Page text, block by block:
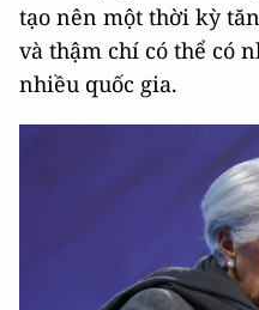
tạo nên một thời kỳ
và thậm chí có thể có
nhiều quốc gia.